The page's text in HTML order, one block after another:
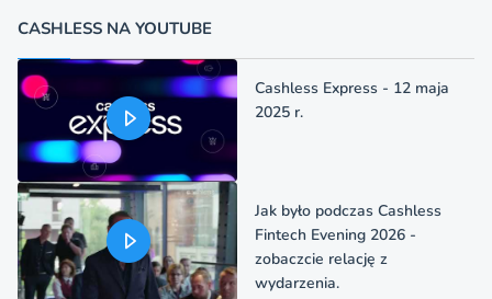
CASHLESS NA YOUTUBE
Cashless Express - 12 maja
2025 r.
Jak było podczas Cashless
Fintech Evening 2026 -
zobaczcie relację z
wydarzenia.